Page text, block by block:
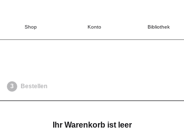
Shop Konto Bibliothek
Bestellen
Ihr Warenkorb ist leer